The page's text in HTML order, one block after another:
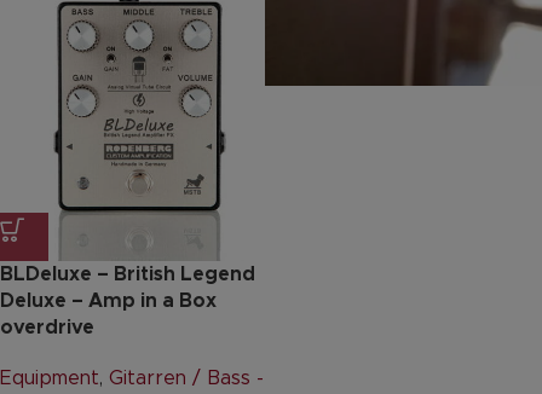
BLDeluxe – British Legend
Deluxe – Amp in a Box
overdrive
Equipment, Gitarren / Bass -